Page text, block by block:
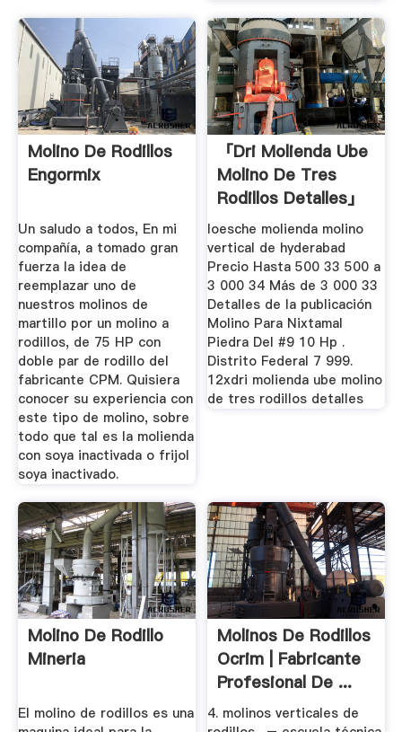
Molino De Rodillos
Engormix
Un saludo a todos, En mi
compañía, a tomado gran
fuerza la idea de
reemplazar uno de
nuestros molinos de
martillo por un molino a
rodillos, de 75 HP con
doble par de rodillo del
fabricante CPM. Quisiera
conocer su experiencia con
este tipo de molino, sobre
todo que tal es la molienda
con soya inactivada o frijol
soya inactivado.
「dri Molienda Ube
Molino De Tres
Rodillos Detalles」
loesche molienda molino
vertical de hyderabad
Precio Hasta 500 33 500 a
3 000 34 Más de 3 000 33
Detalles de la publicación
Molino Para Nixtamal
Piedra Del #9 10 Hp .
Distrito Federal 7 999.
12xdri molienda ube molino
de tres rodillos detalles
Molino De Rodillo
Mineria
El molino de rodillos es una
Molinos De Rodillos
Ocrim | Fabricante
Profesional De ...
4. molinos verticales de